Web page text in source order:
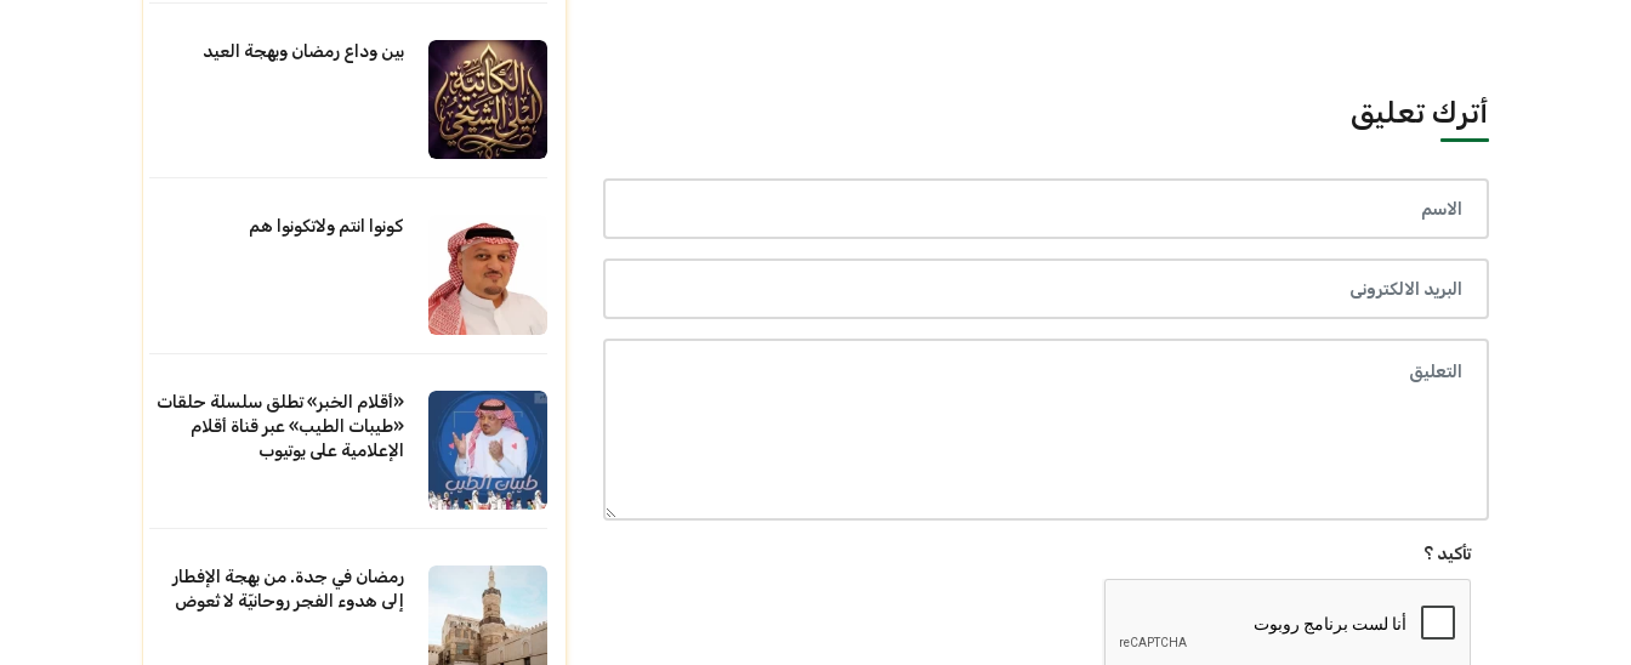
أترك تعليق
تأكيد ؟
بين وداع رمضان وبهجة العيد
كونوا انتم ولاتكونوا هم
«أقلام الخبر» تطلق سلسلة حلقات
«طيبات الطيب» عبر قناة أقلام
الإعلامية على يوتيوب
رمضان في جدة. من بهجة الإفطار
إلى هدوء الفجر روحانيّة لا تُعوض